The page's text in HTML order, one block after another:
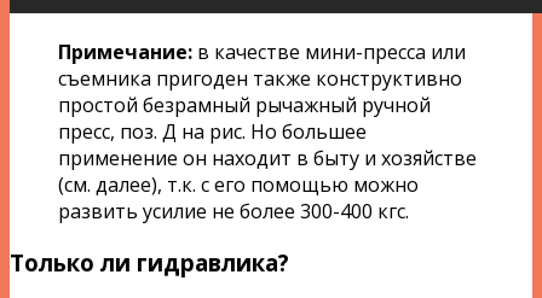
Примечание: в качестве мини-пресса или
съемника пригоден также конструктивно
простой безрамный рычажный ручной
пресс, поз. Д на рис. Но большее
применение он находит в быту и хозяйстве
(см. далее), т.к. с его помощью можно
развить усилие не более 300-400 кгс.
Только ли гидравлика?